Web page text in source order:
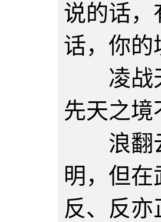
说的话，
话，你的
凌战天
先天之境
浪翻云
明，但
反、反